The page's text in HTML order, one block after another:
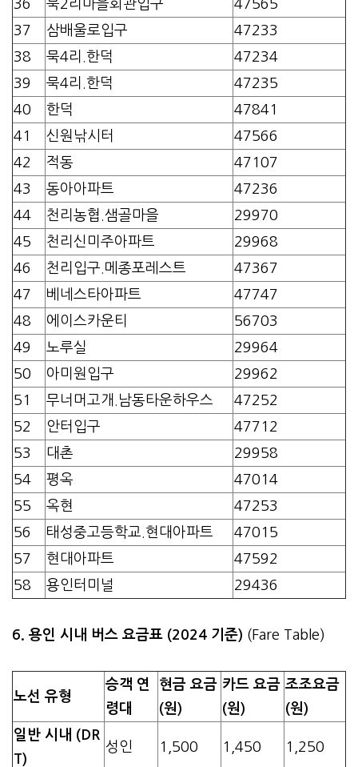
36
묵2리마을회관입구
47565
37
삼배울로입구
47233
38
묵4리.한덕
47234
39
묵4리.한덕
47235
40
한덕
47841
41
신원낚시터
47566
42
적동
47107
43
동아아파트
47236
44
천리농협.샘골마을
29970
45
천리신미주아파트
29968
46
천리입구.메종포레스트
47367
47
베네스타아파트
47747
48
에이스카운티
56703
49
노루실
29964
50
아미원입구
29962
51
무너머고개.남동타운하우스
47252
52
안터입구
47712
53
대촌
29958
54
평옥
47014
55
옥현
47253
56
태성중고등학교.현대아파트
47015
57
현대아파트
47592
58
용인터미널 29436
6. 용인 시내 버스 요금표 (2024 기준) (Fare Table)
노선 유형
승객 연
령대
현금 요금
(원)
카드 요금
(원)
조조요금
(원)
일반 시내 (DR
T)
성인 1,500 1,450 1,250